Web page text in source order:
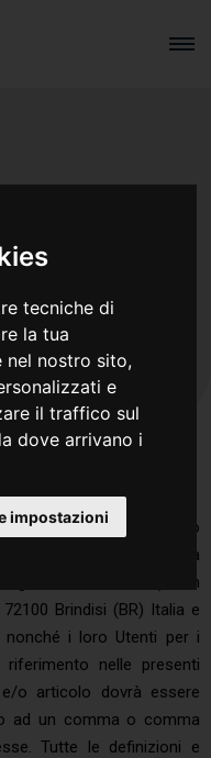
tecniche di
la tua
nel nostro sito,
e
il traffico sul
dove arrivano i
impostazioni
seguito denominato
i rapporti tra la società
“GAMGROUP”), con
Brindisi (BR) Italia e
nonché i loro Utenti per i
nelle presenti
o articolo dovrà essere
ad un comma o comma
Tutte le definizioni e